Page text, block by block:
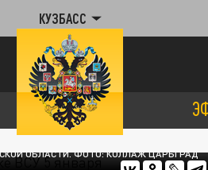
КУЗБАСС
ОБЛАСТИ. ФОТО: КОЛЛАЖ ЦАРЬГРАД